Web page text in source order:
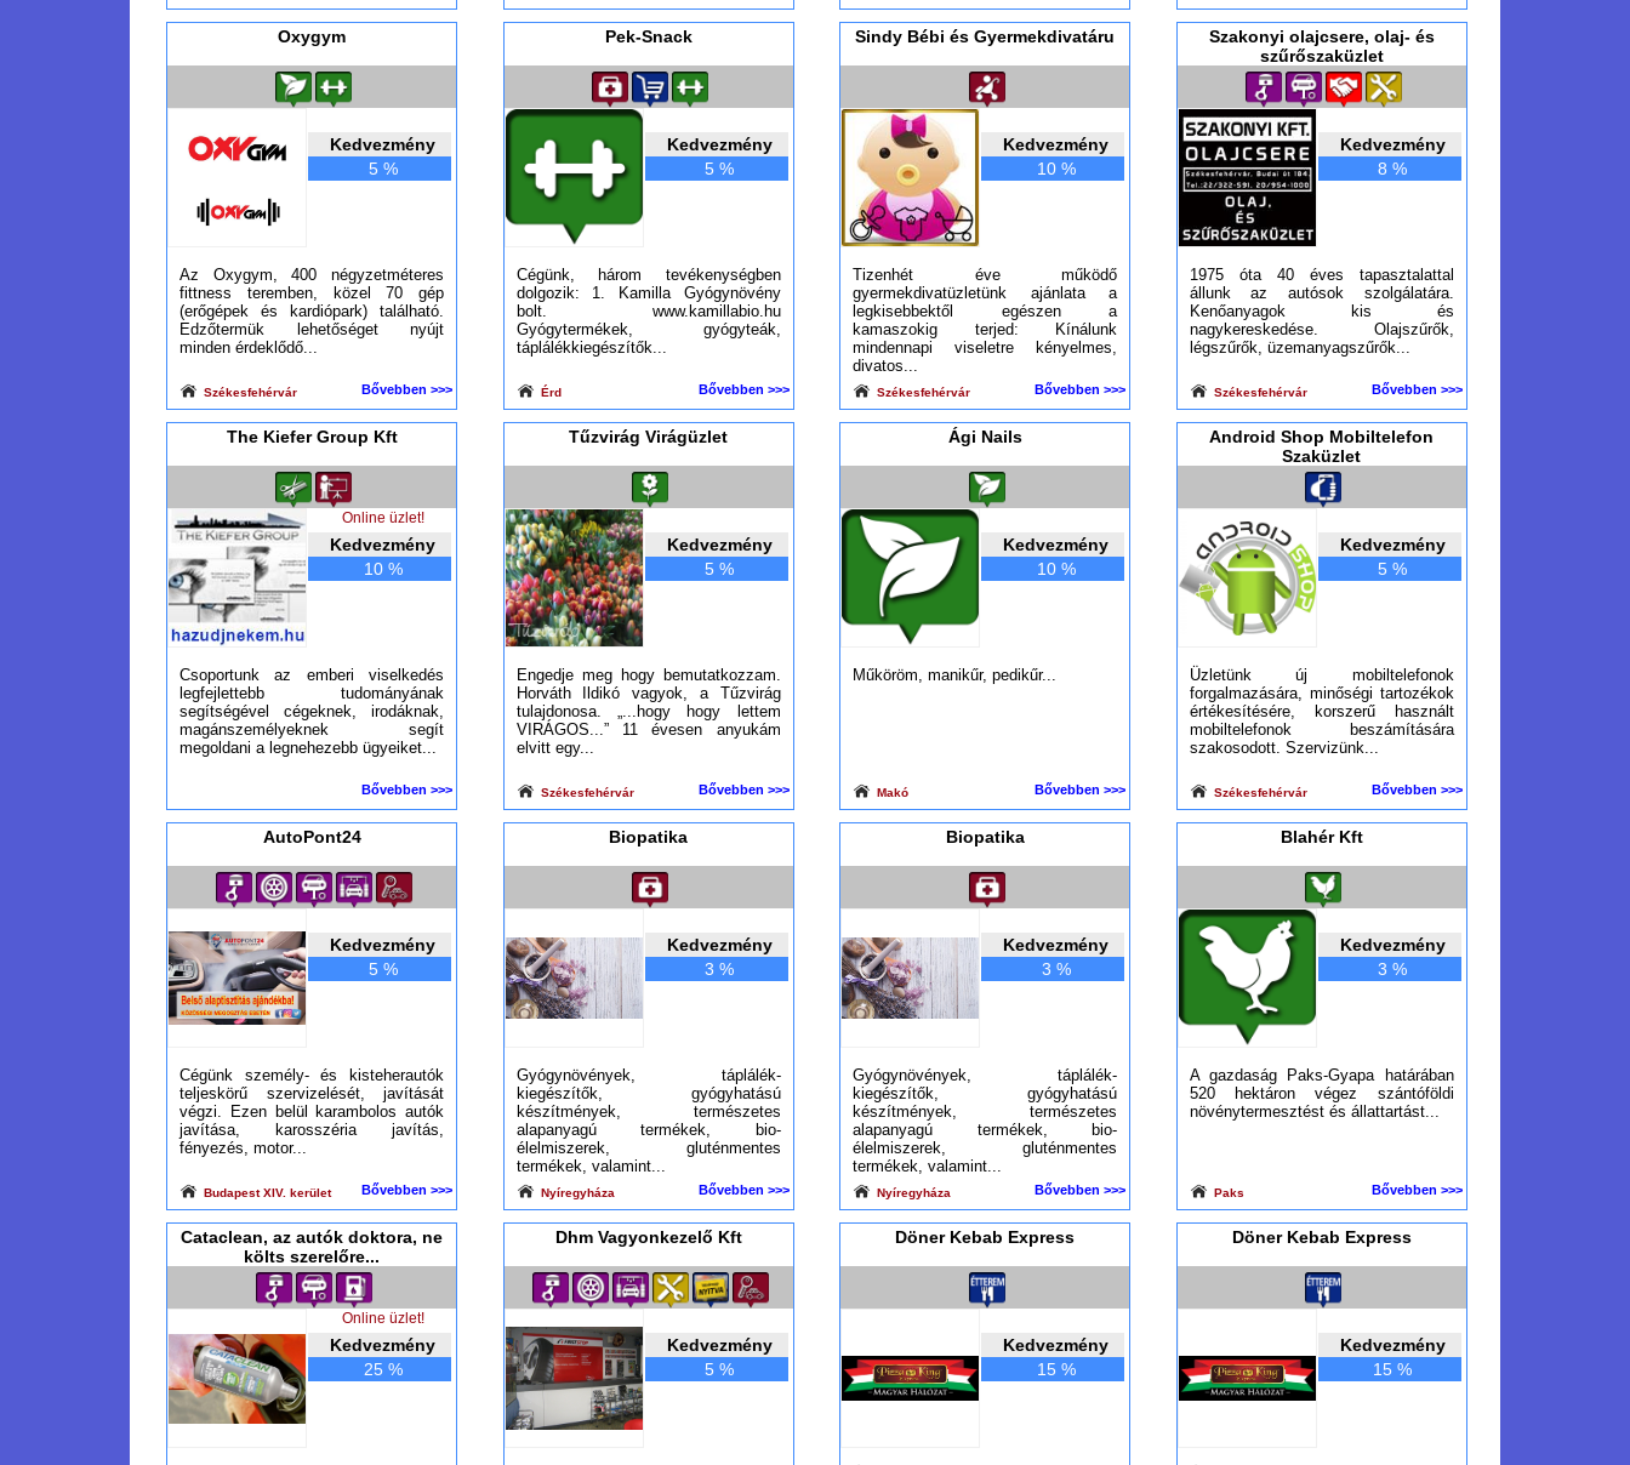
Oxygym
Kedvezmény
5 %
Az Oxygym, 400 négyzetméteres
fittness teremben, közel 70 gép
(erőgépek és kardiópark) található.
Edzőtermük lehetőséget nyújt
minden érdeklődő...
Székesfehérvár Bővebben >>>
Pek-Snack
Kedvezmény
5 %
Cégünk, három tevékenységben
dolgozik: 1. Kamilla Gyógynövény
bolt. www.kamillabio.hu
Gyógytermékek, gyógyteák,
táplálékkiegészítők...
Érd Bővebben >>>
Sindy Bébi és Gyermekdivatáru
Kedvezmény
10 %
Tizenhét éve működő
gyermekdivatüzletünk ajánlata a
legkisebbektől egészen a
kamaszokig terjed: Kínálunk
mindennapi viseletre kényelmes,
divatos...
Székesfehérvár Bővebben >>>
Szakonyi olajcsere, olaj- és
szűrőszaküzlet
Kedvezmény
8 %
1975 óta 40 éves tapasztalattal
állunk az autósok szolgálatára.
Kenőanyagok kis és
nagykereskedése. Olajszűrők,
légszűrők, üzemanyagszűrők...
Székesfehérvár Bővebben >>>
The Kiefer Group Kft
Kedvezmény
10 %
Online üzlet!
Csoportunk az emberi viselkedés
legfejlettebb tudományának
segítségével cégeknek, irodáknak,
magánszemélyeknek segít
megoldani a legnehezebb ügyeiket...
Bővebben >>>
Tűzvirág Virágüzlet
Kedvezmény
5 %
Engedje meg hogy bemutatkozzam.
Horváth Ildikó vagyok, a Tűzvirág
tulajdonosa. „...hogy hogy lettem
VIRÁGOS...” 11 évesen anyukám
elvitt egy...
Székesfehérvár Bővebben >>>
Ági Nails
Kedvezmény
10 %
Műköröm, manikűr, pedikűr...
Makó Bővebben >>>
Android Shop Mobiltelefon
Szaküzlet
Kedvezmény
5 %
Üzletünk új mobiltelefonok
forgalmazására, minőségi tartozékok
értékesítésére, korszerű használt
mobiltelefonok beszámítására
szakosodott. Szervizünk...
Székesfehérvár Bővebben >>>
AutoPont24
Kedvezmény
5 %
Cégünk személy- és kisteherautók
teljeskörű szervizelését, javítását
végzi. Ezen belül karambolos autók
javítása, karosszéria javítás,
fényezés, motor...
Budapest XIV. kerület Bővebben >>>
Biopatika
Kedvezmény
3 %
Gyógynövények, táplálék-
kiegészítők, gyógyhatású
készítmények, természetes
alapanyagú termékek, bio-
élelmiszerek, gluténmentes
termékek, valamint...
Nyíregyháza Bővebben >>>
Biopatika
Kedvezmény
3 %
Gyógynövények, táplálék-
kiegészítők, gyógyhatású
készítmények, természetes
alapanyagú termékek, bio-
élelmiszerek, gluténmentes
termékek, valamint...
Nyíregyháza Bővebben >>>
Blahér Kft
Kedvezmény
3 %
A gazdaság Paks-Gyapa határában
520 hektáron végez szántóföldi
növénytermesztést és állattartást...
Paks Bővebben >>>
Cataclean, az autók doktora, ne
költs szerelőre...
Kedvezmény
25 %
Online üzlet!
Dhm Vagyonkezelő Kft
Kedvezmény
5 %
Döner Kebab Express
Kedvezmény
15 %
Döner Kebab Express
Kedvezmény
15 %